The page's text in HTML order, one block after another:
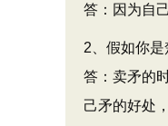
答：因为自
2、假如你是
答：卖矛的
己矛的好处